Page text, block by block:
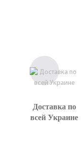
Доставка по
всей Украине